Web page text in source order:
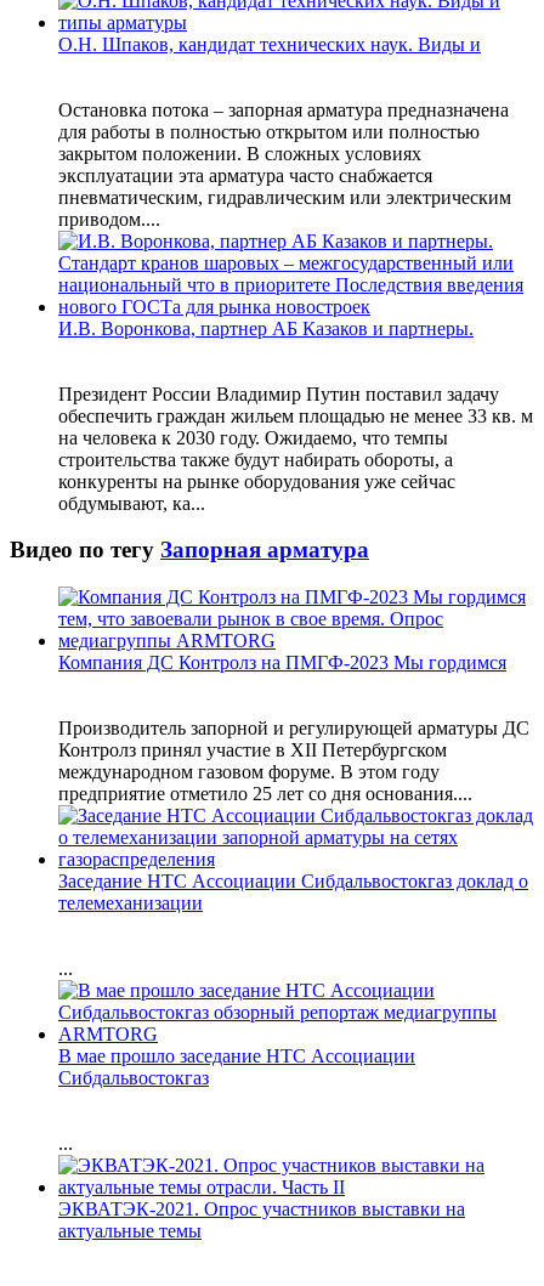
О.Н. Шпаков, кандидат технических наук. Виды и
Остановка потока – запорная арматура предназначена
для работы в полностью открытом или полностью
закрытом положении. В сложных условиях
эксплуатации эта арматура часто снабжается
пневматическим, гидравлическим или электрическим
приводом....
И.В. Воронкова, партнер АБ Казаков и партнеры.
Президент России Владимир Путин поставил задачу
обеспечить граждан жильем площадью не менее 33 кв. м
на человека к 2030 году. Ожидаемо, что темпы
строительства также будут набирать обороты, а
конкуренты на рынке оборудования уже сейчас
обдумывают, ка...
Видео по тегу Запорная арматура
Компания ДС Контролз на ПМГФ-2023 Мы гордимся
Производитель запорной и регулирующей арматуры ДС
Контролз принял участие в XII Петербургском
международном газовом форуме. В этом году
предприятие отметило 25 лет со дня основания....
Заседание НТС Ассоциации Сибдальвостокгаз доклад о
телемеханизации
...
В мае прошло заседание НТС Ассоциации
Сибдальвостокгаз
...
ЭКВАТЭК-2021. Опрос участников выставки на
актуальные темы